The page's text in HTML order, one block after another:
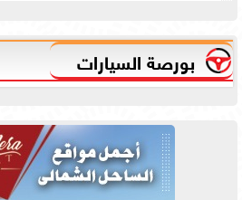
بورصة السيارات